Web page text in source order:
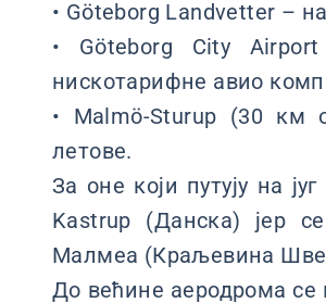
• Göteborg Landvetter –
• Göteborg City
нискотарифне авио
• Malmö-Sturup (30 км
летове.
За оне који путују на
Kastrup (Данска) јер
Малмеа (Краљевина
До већине аеродрома се